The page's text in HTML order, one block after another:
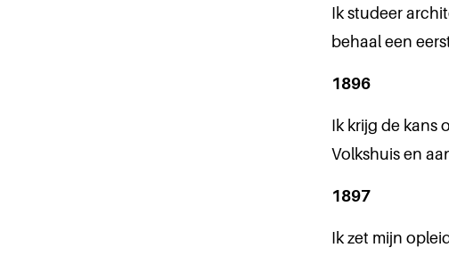
Ik studeer
behaal een
1896
Ik krijg de kans
Volkshuis en
1897
Ik zet mijn